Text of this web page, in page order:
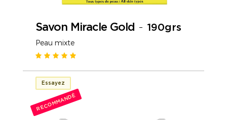
Savon Miracle Gold - 190grs
Peau mixte
Essayez
RECOMMANDÉ